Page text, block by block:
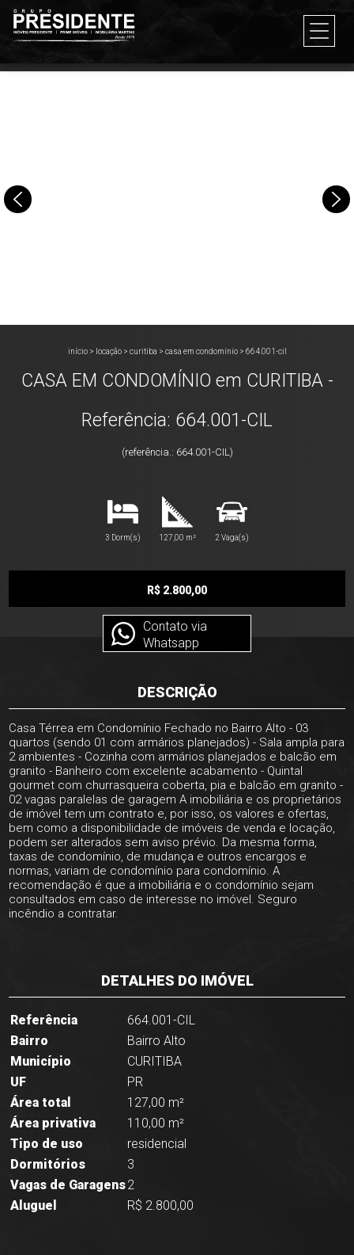
início> locação> curitiba > casa em condomínio> 664.001-cil
CASA EM CONDOMÍNIO em CURITIBA -
Referência: 664.001-CIL
(referência.: 664.001-CIL)
3 Dorm(s) 127,00 m² 2 Vaga(s)
R$ 2.800,00
Contato via
Whatsapp
DESCRIÇÃO
Casa Térrea em Condomínio Fechado no Bairro Alto - 03
quartos (sendo 01 com armários planejados) - Sala ampla para
2 ambientes - Cozinha com armários planejados e balcão em
granito - Banheiro com excelente acabamento - Quintal
gourmet com churrasqueira coberta, pia e balcão em granito -
02 vagas paralelas de garagem A imobiliária e os proprietários
de imóvel tem um contrato e, por isso, os valores e ofertas,
bem como a disponibilidade de imóveis de venda e locação,
podem ser alterados sem aviso prévio. Da mesma forma,
taxas de condomínio, de mudança e outros encargos e
normas, variam de condomínio para condomínio. A
recomendação é que a imobiliária e o condomínio sejam
consultados em caso de interesse no imóvel. Seguro
incêndio a contratar.
DETALHES DO IMÓVEL
Referência
664.001-CIL
Bairro
Bairro Alto
Município
CURITIBA
UF
PR
Área total
127,00 m²
Área privativa
110,00 m²
Tipo de uso
residencial
Dormitórios
3
Vagas de Garagens2
Aluguel
R$ 2.800,00